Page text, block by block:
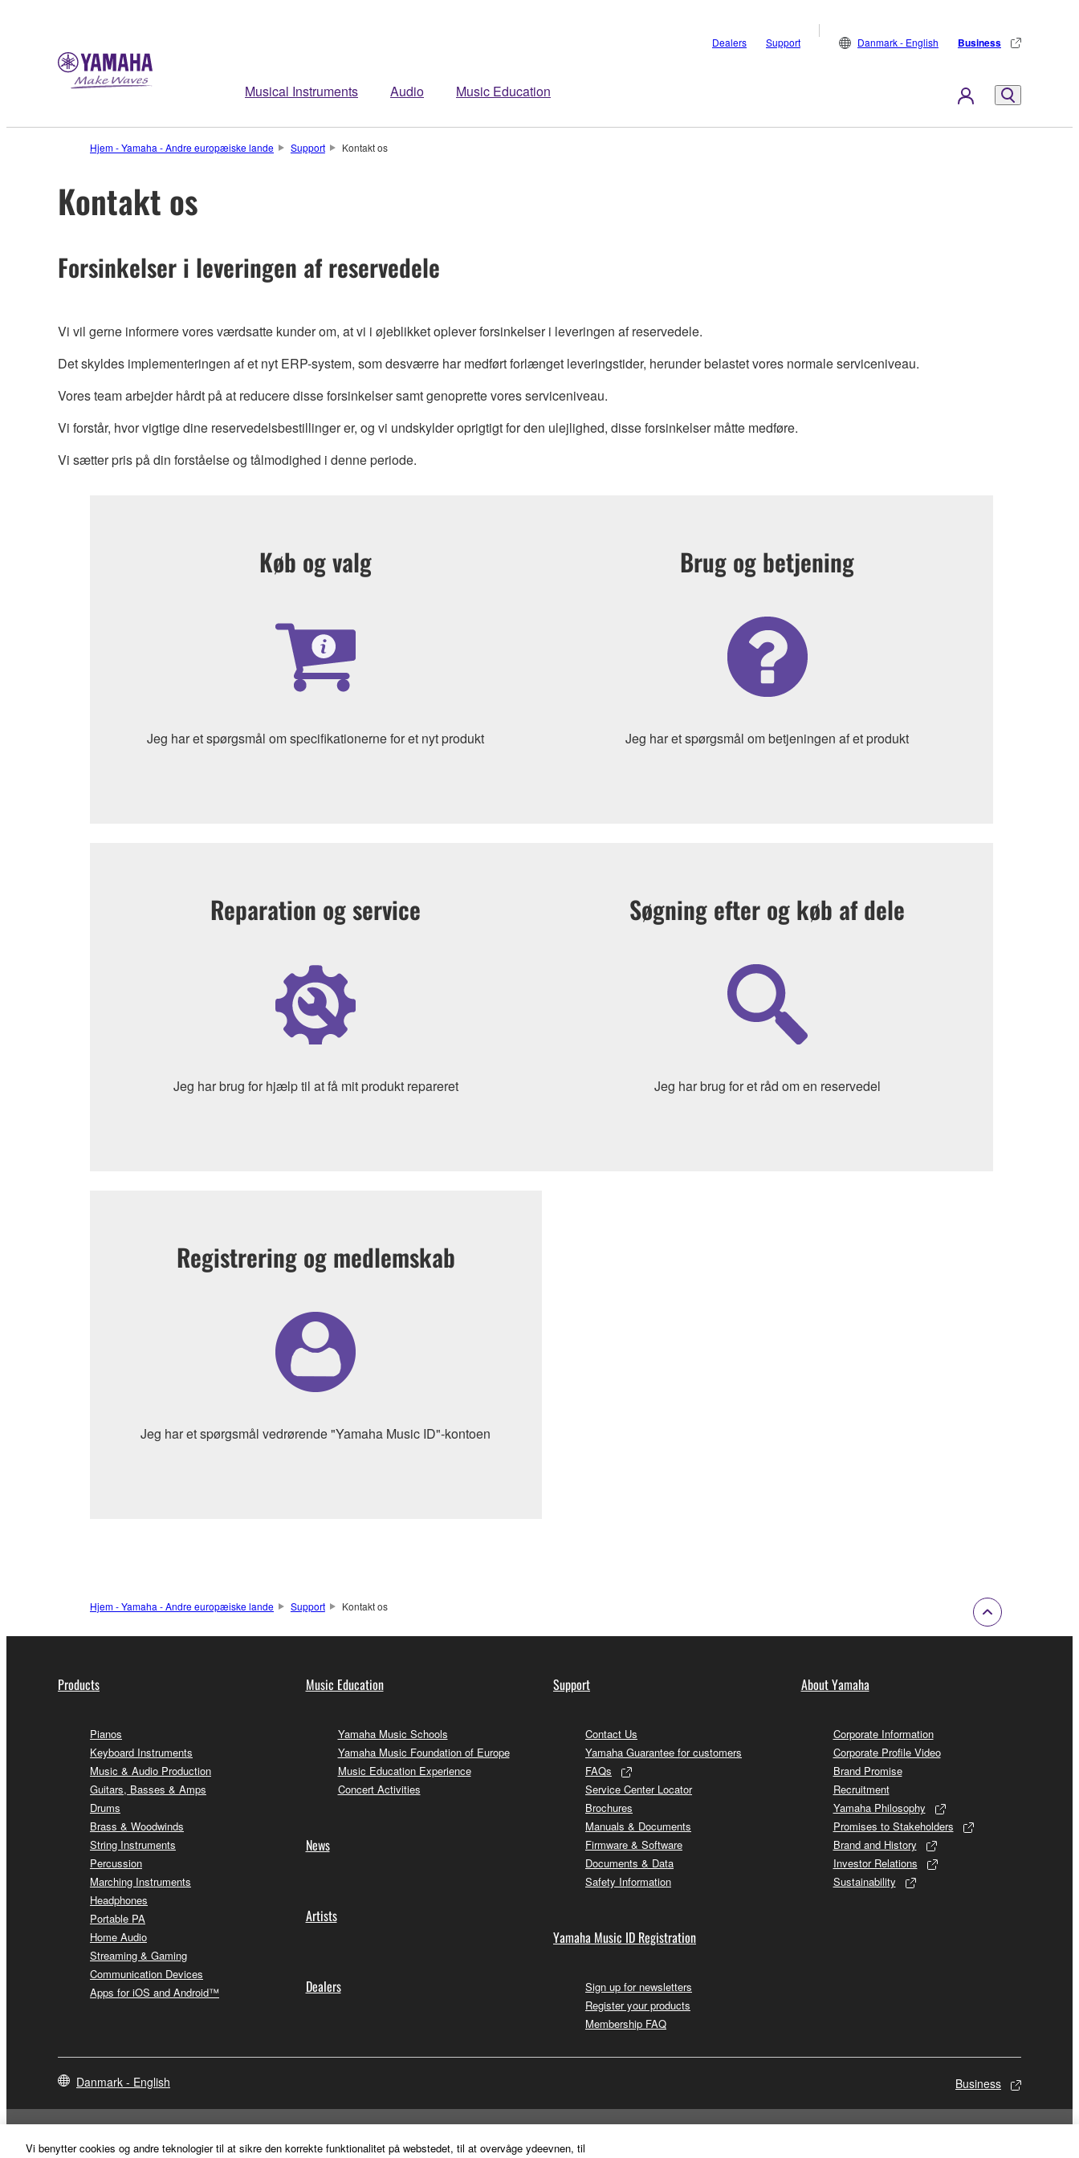
Musical Instruments Audio Music Education
Dealers Support Danmark - English Business
Hjem - Yamaha - Andre europæiske lande Support Kontakt os
Kontakt os
Forsinkelser i leveringen af reservedele
Vi vil gerne informere vores værdsatte kunder om, at vi i øjeblikket oplever forsinkelser i leveringen af reservedele.
Det skyldes implementeringen af et nyt ERP-system, som desværre har medført forlænget leveringstider, herunder belastet vores normale serviceniveau.
Vores team arbejder hårdt på at reducere disse forsinkelser samt genoprette vores serviceniveau.
Vi forstår, hvor vigtige dine reservedelsbestillinger er, og vi undskylder oprigtigt for den ulejlighed, disse forsinkelser måtte medføre.
Vi sætter pris på din forståelse og tålmodighed i denne periode.
Køb og valg
Jeg har et spørgsmål om specifikationerne for et nyt produkt
Brug og betjening
Jeg har et spørgsmål om betjeningen af et produkt
Reparation og service
Jeg har brug for hjælp til at få mit produkt repareret
Søgning efter og køb af dele
Jeg har brug for et råd om en reservedel
Registrering og medlemskab
Jeg har et spørgsmål vedrørende "Yamaha Music ID"-kontoen
Hjem - Yamaha - Andre europæiske lande Support Kontakt os
Products
Pianos
Keyboard Instruments
Music & Audio Production
Guitars, Basses & Amps
Drums
Brass & Woodwinds
String Instruments
Percussion
Marching Instruments
Headphones
Portable PA
Home Audio
Streaming & Gaming
Communication Devices
Apps for iOS and Android™
Music Education
Yamaha Music Schools
Yamaha Music Foundation of Europe
Music Education Experience
Concert Activities
News
Artists
Dealers
Support
Contact Us
Yamaha Guarantee for customers
FAQs
Service Center Locator
Brochures
Manuals & Documents
Firmware & Software
Documents & Data
Safety Information
Yamaha Music ID Registration
Sign up for newsletters
Register your products
Membership FAQ
About Yamaha
Corporate Information
Corporate Profile Video
Brand Promise
Recruitment
Yamaha Philosophy
Promises to Stakeholders
Brand and History
Investor Relations
Sustainability
Danmark - English Business
Vi benytter cookies og andre teknologier til at sikre den korrekte funktionalitet på webstedet, til at overvåge ydeevnen, til